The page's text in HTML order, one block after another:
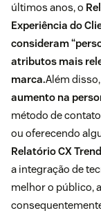
últimos anos, o
Experiência do
consideram
atributos mais
marca.Além disso,
aumento na
método de
ou oferecendo
Relatório CX
a integração de
melhor o público,